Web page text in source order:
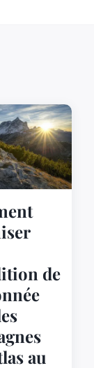
de
au